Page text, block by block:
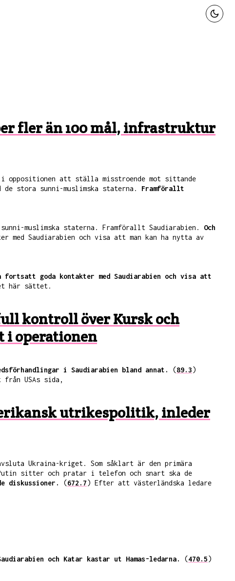
fler än 100 mål, infrastruktur
oppositionen att ställa misstroende mot sittande
stora sunni-muslimska staterna. Framförallt
muslimska staterna. Framförallt Saudiarabien. Och
Saudiarabien och visa att man kan ha nytta av
goda kontakter med Saudiarabien och visa att
här sättet.
kontroll över Kursk och
i operationen
i Saudiarabien bland annat. (89.3)
USAs sida,
utrikespolitik, inleder
Ukraina-kriget. Som såklart är den primära
Putin sitter och pratar i telefon och snart ska de
diskussioner. (672.7) Efter att västerländska ledare
och Katar kastar ut Hamas-ledarna. (470.5)